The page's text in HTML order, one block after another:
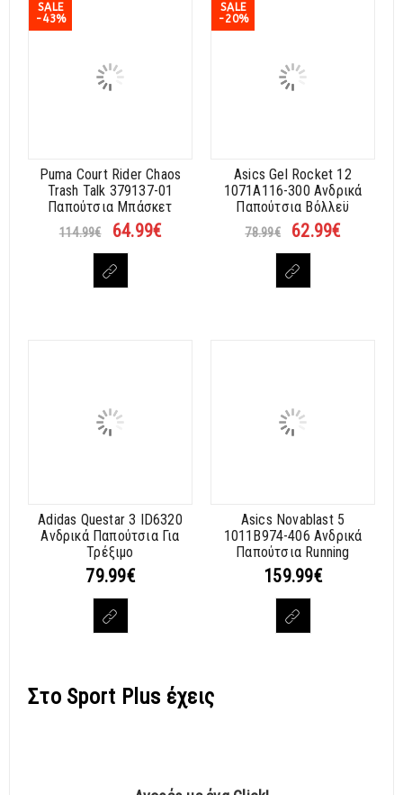
SALE
-43%
Puma Court Rider Chaos
Trash Talk 379137-01
Παπούτσια Μπάσκετ
114.99€ 64.99€
SALE
-20%
Asics Gel Rocket 12
1071A116-300 Ανδρικά
Παπούτσια Βόλλεϋ
78.99€ 62.99€
Adidas Questar 3 ID6320
Ανδρικά Παπούτσια Για
Τρέξιμο
79.99€
Asics Novablast 5
1011B974-406 Ανδρικά
Παπούτσια Running
159.99€
Στο Sport Plus έχεις